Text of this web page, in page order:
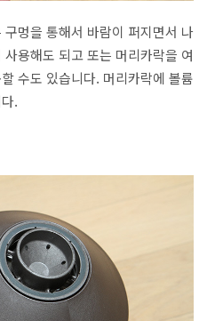
멍을 통해서 바람이 퍼지면서 나
용해도 되고 또는 머리카락을 여
수도 있습니다. 머리카락에 볼륨
.